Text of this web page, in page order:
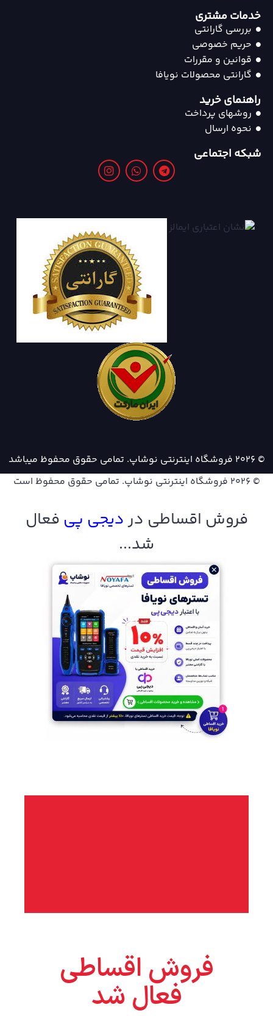
خدمات مشتری
بررسی گارانتی
حریم خصوصی
قوانین و مقررات
گارانتی محصولات نویافا
راهنمای خرید
روشهای پرداخت
نحوه ارسال
شبکه اجتماعی
© 2026 فروشگاه اینترنتی نوشاپ. تمامی حقوق محفوظ میباشد
© 2026
فروشگاه اینترنتی نوشاپ. تمامی حقوق محفوظ است
فروش اقساطی دردیجی پی فعال
شد...
فروش اقساطی
فعال شد